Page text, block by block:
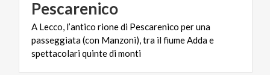
Pescarenico
A Lecco, l’antico rione di Pescarenico per una
passeggiata (con Manzoni), tra il fiume Adda e
spettacolari quinte di monti